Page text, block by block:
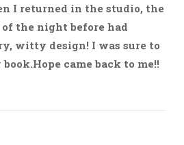
I returned in the studio, the
the night before had
witty design! I was sure to
came back to me!!